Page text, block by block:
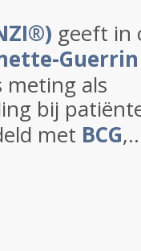
geeft in
Guerrin
meting als
bij
met BCG